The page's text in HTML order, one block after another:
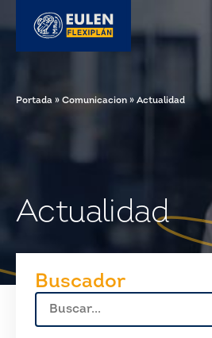
Portada » Comunicacion » Actualidad
Actualidad
Buscador
Buscar: